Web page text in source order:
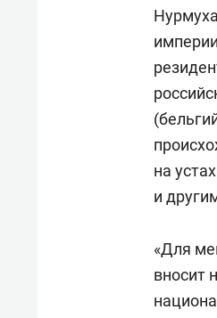
на
и
«Для
вносит